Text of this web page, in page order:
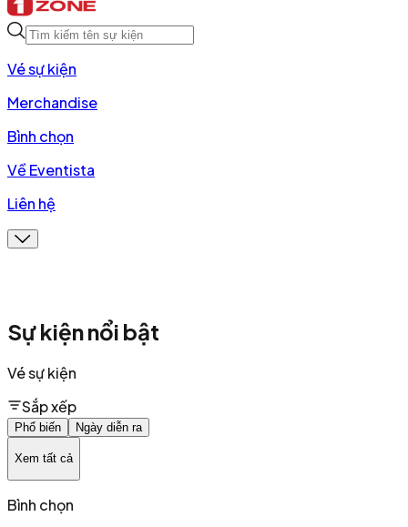
Vé sự kiện
Merchandise
Bình chọn
Về Eventista
Liên hệ
Sự kiện nổi bật
Vé sự kiện
Sắp xếp
Phổ biến Ngày diễn ra
Xem tất cả
Bình chọn